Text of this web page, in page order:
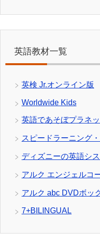
英語教材一覧
英検 Jr.オンライン版
Worldwide Kids
英語であそぼプラネッ
スピードラーニング
ディズニーの英語シ
アルク エンジェルコ
アルク abc DVDボッ
7+BILINGUAL